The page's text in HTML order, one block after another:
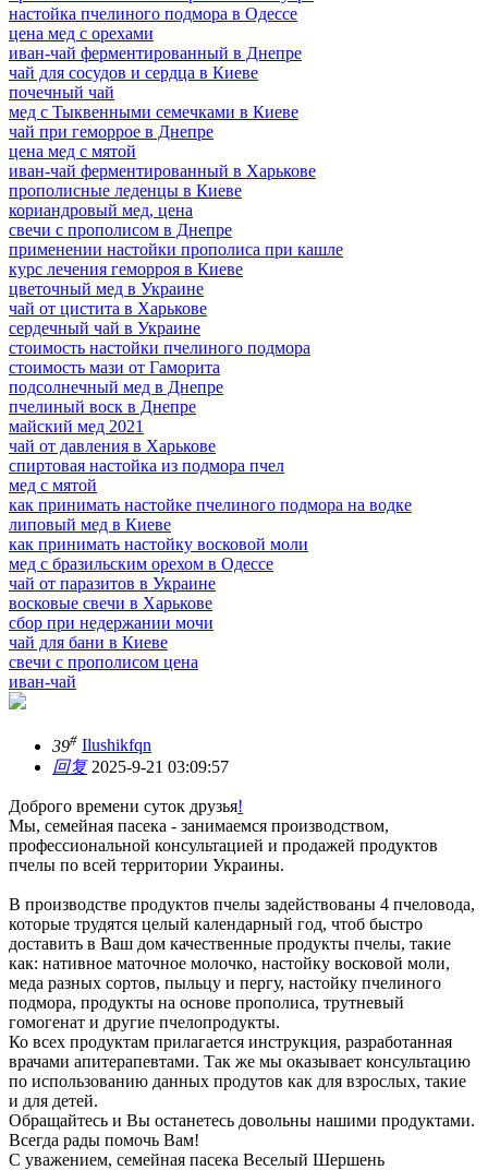
настойка пчелиного подмора в Одессе
цена мед с орехами
иван-чай ферментированный в Днепре
чай для сосудов и сердца в Киеве
почечный чай
мед с Тыквенными семечками в Киеве
чай при геморрое в Днепре
цена мед с мятой
иван-чай ферментированный в Харькове
прополисные леденцы в Киеве
кориандровый мед, цена
свечи с прополисом в Днепре
применении настойки прополиса при кашле
курс лечения геморроя в Киеве
цветочный мед в Украине
чай от цистита в Харькове
сердечный чай в Украине
стоимость настойки пчелиного подмора
стоимость мази от Гаморита
подсолнечный мед в Днепре
пчелиный воск в Днепре
майский мед 2021
чай от давления в Харькове
спиртовая настойка из подмора пчел
мед с мятой
как принимать настойкe пчелиного подмора на водке
липовый мед в Киеве
как принимать настойку восковой моли
мед с бразильским орехом в Одессе
чай от паразитов в Украине
восковые свечи в Харькове
сбор при недержании мочи
чай для бани в Киеве
свечи с прополисом цена
иван-чай
39# Ilushikfqn
回复2025-9-21 03:09:57
Доброго времени суток друзья!
Мы, семейная пасека - занимаемся производством,
профессиональной консультацией и продажей продуктов
пчелы по всей территории Украины.
В производстве продуктов пчелы задействованы 4 пчеловода,
которые трудятся целый календарный год, чтоб быстро
доставить в Ваш дом качественные продукты пчелы, такие
как: нативное маточное молочко, настойку восковой моли,
меда разных сортов, пыльцу и пергу, настойку пчелиного
подмора, продукты на основе прополиса, трутневый
гомогенат и другие пчелопродукты.
Ко всех продуктам прилагается инструкция, разработанная
врачами апитерапевтами. Так же мы оказывает консультацию
по использованию данных продутов как для взрослых, такие
и для детей.
Обращайтесь и Вы останетесь довольны нашими продуктами.
Всегда рады помочь Вам!
С уважением, семейная пасека Веселый Шершень